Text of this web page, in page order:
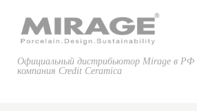
Официальный дистрибьютор Mirage в РФ
компания Credit Ceramica